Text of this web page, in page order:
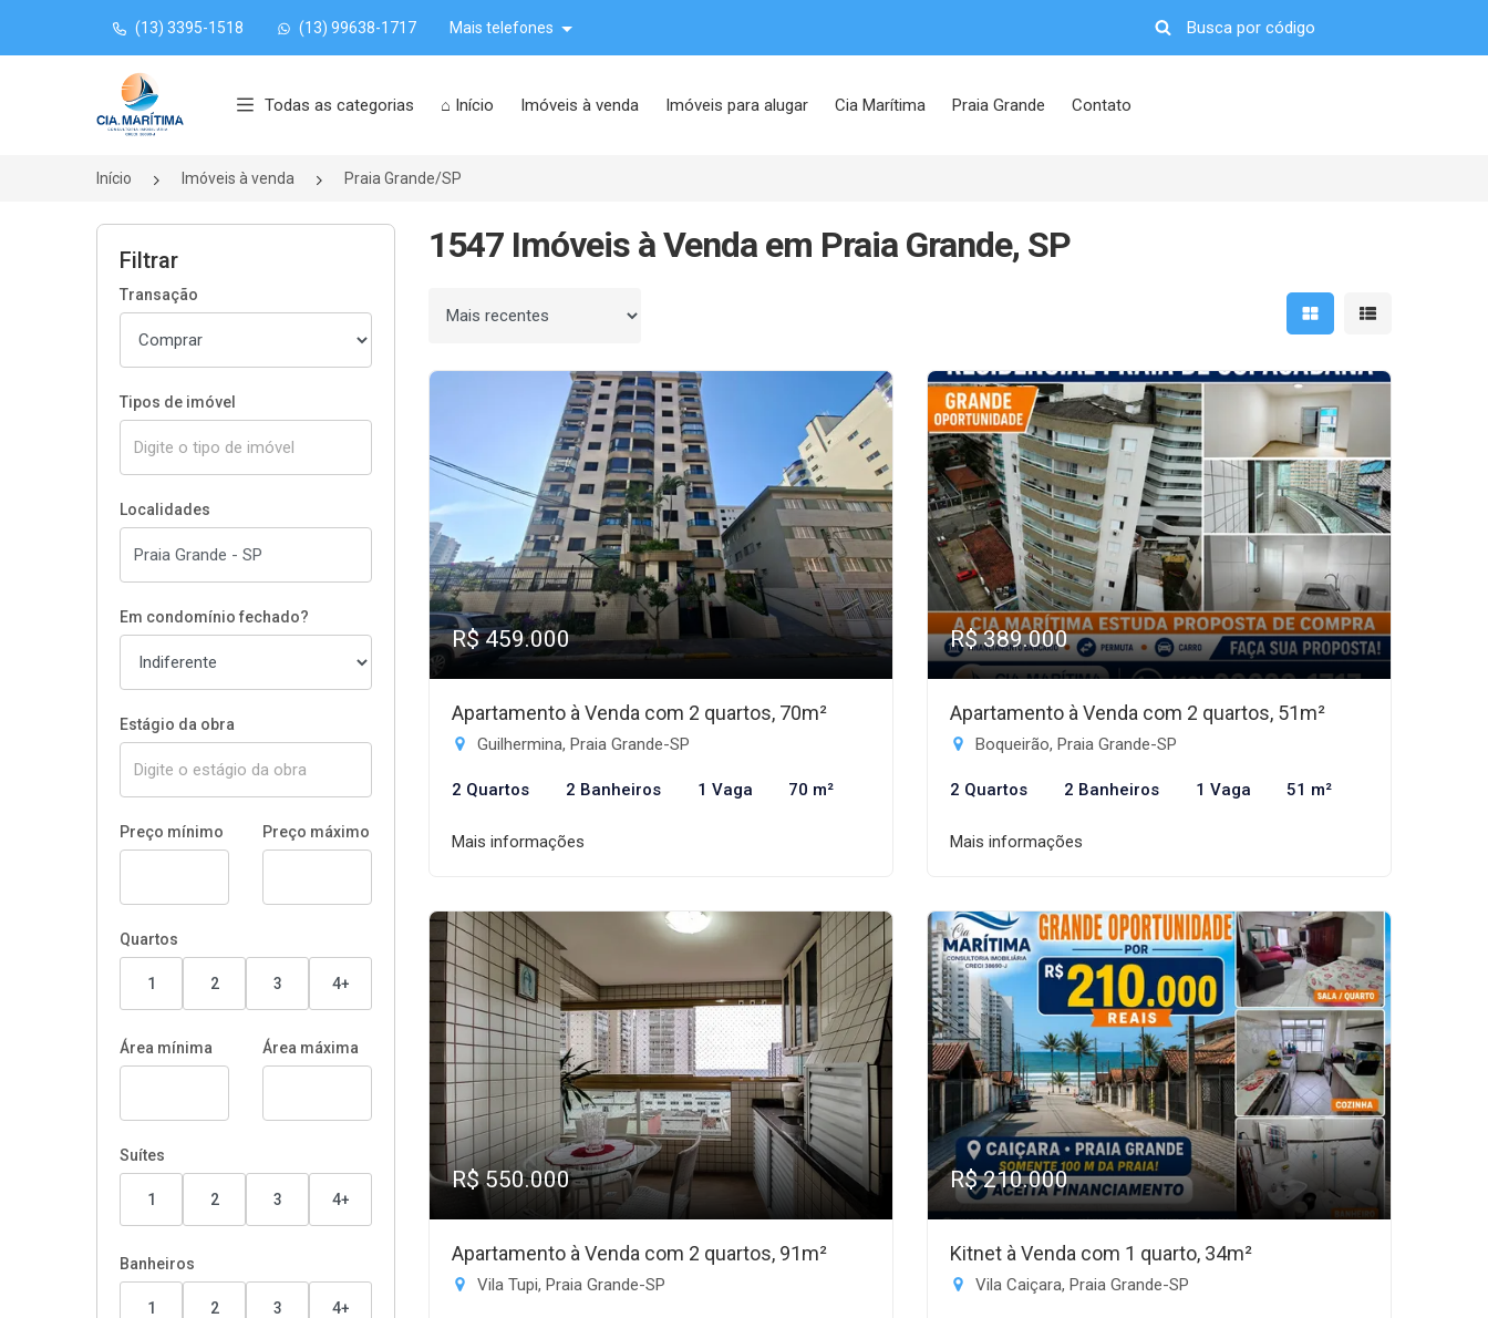
(13) 3395-1518 (13) 99638-1717 Mais telefones
Página inicial
Todas as categorias ⌂ Início Imóveis à venda Imóveis para alugar Cia Marítima Praia Grande Contato
Início Imóveis à venda Praia Grande/SP
Filtrar
Transação
Tipos de imóvel
Localidades
Em condomínio fechado?
Estágio da obra
Preço mínimo Preço máximo
Quartos
1 2 3 4+
Área mínima Área máxima
Suítes
1 2 3 4+
Banheiros
1 2 3 4+
1547 Imóveis à Venda em Praia Grande, SP
Ordenar por Mostrar resultados em
Mostrar
R$ 459.000
Apartamento à Venda com 2 quartos, 70m²
Guilhermina, Praia Grande-SP
2 Quartos 2 Banheiros 1 Vaga 70 m²
Mais informações
R$ 389.000
Apartamento à Venda com 2 quartos, 51m²
Boqueirão, Praia Grande-SP
2 Quartos 2 Banheiros 1 Vaga 51 m²
Mais informações
R$ 550.000
Apartamento à Venda com 2 quartos, 91m²
Vila Tupi, Praia Grande-SP
R$ 210.000
Kitnet à Venda com 1 quarto, 34m²
Vila Caiçara, Praia Grande-SP